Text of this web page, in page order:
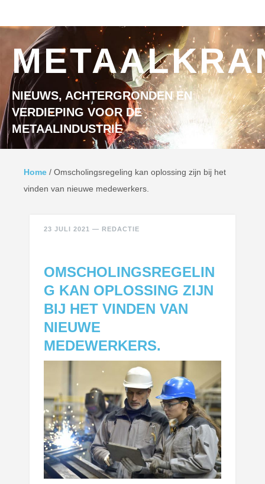
NIEUWS, ACHTERGRONDEN EN
VERDIEPING VOOR DE
METAALINDUSTRIE
Home / Omscholingsregeling kan oplossing zijn bij het
vinden van nieuwe medewerkers.
23 JULI 2021 — REDACTIE
OMSCHOLINGSREGELIN
G KAN OPLOSSING ZIJN
BIJ HET VINDEN VAN
NIEUWE
MEDEWERKERS.